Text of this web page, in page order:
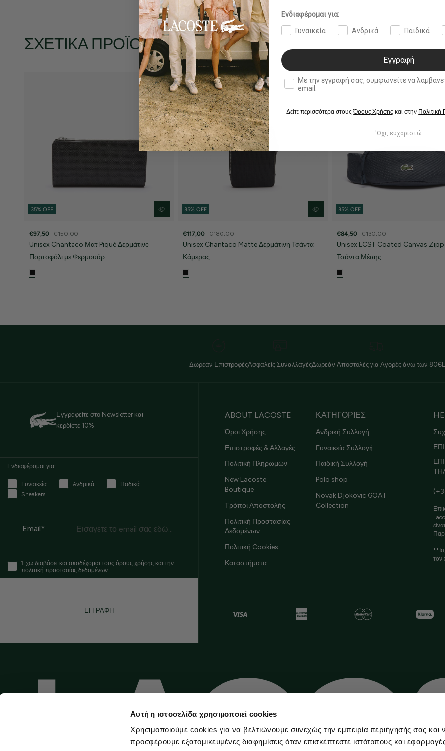
Αυτή η ιστοσελίδα χρησιμοποιεί cookies
Χρησιμοποιούμε cookies για να βελτιώνουμε συνεχώς την εμπειρία περιήγησής σας και
προσφέρουμε εξατομικευμένες διαφημίσεις όταν επισκέπτεστε ιστότοπους και
ΣΧΕΤΙΚΆ ΠΡΟΪΌΝΤΑ
35% OFF
€97,50 €150,00
Unisex Chantaco Ματ Piqué Δερμάτινο
Πορτοφόλι με Φερμουάρ
35% OFF
€117,00 €180,00
Unisex Chantaco Matte Δερμάτινη Τσάντα
Κάμερας
35% OFF
€84,50 €130,00
Unisex LCST Coated Canvas
Τσάντα Μέσης
Δωρεάν ΕπιστροφέςΑσφαλείς ΣυναλλαγέςΔωρεάν Αποστολές για Αγορές άνω των 80€
Εγγραφείτε στο Newsletter και
κερδίστε 10%
Ενδιαφέρομαι για:
Γυναικεία Ανδρικά
Παδικά
Sneakers
Email*
Έχω διαβάσει και αποδέχομαι τους όρους χρήσης και την
πολιτική προστασίας δεδομένων.
ΕΓΓΡΑΦΗ
ABOUT LACOSTE
Όροι Χρήσης
Επιστροφές & Αλλαγές
Πολιτική Πληρωμών
New Lacoste
Boutique
Τρόποι Αποστολής
Πολιτική Προστασίας
Δεδομένων
Πολιτική Cookies
Καταστήματα
ΚΑΤΗΓΟΡΙΕΣ
Ανδρική Συλλογή
Γυναικεία Συλλογή
Παιδική Συλλογή
Polo shop
Novak Djokovic GOAT
Collection
τον
Ενδιαφέρομαι για:
Γυναικεία Ανδρικά Παιδικά
Εγγραφή
double opt in
Με την εγγραφή σας, συμφωνείτε να λαμβάνετε
email.
Δείτε περισσότερα στουςΌρους Χρήσης και στην
'Οχι, ευχαριστώ